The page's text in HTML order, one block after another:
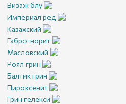
Визаж блу
Империал ред
Казахский
Габро-норит
Масловский
Роял грин
Балтик грин
Пироксенит
Грин гелекси